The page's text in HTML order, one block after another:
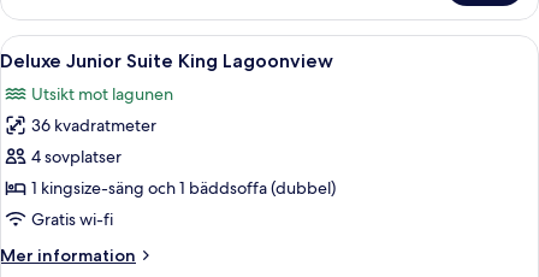
Junior
Suite
Double
Öppna
alla
foton
för
Deluxe
Junior
Suite
Lagoonview
Ett hotellrum med en säng, en
5
Deluxe Junior Suite King Lagoonview
Utsikt mot lagunen
36 kvadratmeter
4 sovplatser
1 kingsize-säng och 1 bäddsoffa (dubbel)
Gratis wi-fi
Mer information
Mer